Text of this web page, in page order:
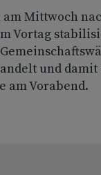
am Mittwoch
Vortag
und
am Vorabend.